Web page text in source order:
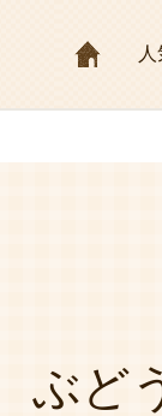
HOME
ぶど